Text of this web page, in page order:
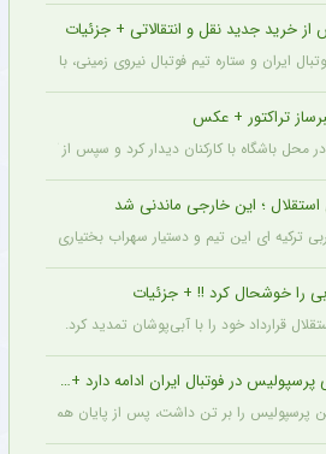
خرید جدید نقل و انتقالاتی + جزئیات
ایران و ستاره تیم فوتبال نیروی زمینی، با
تراکتور + عکس
در محل باشگاه با کارکنان دیدار کرد و سپس از کمپ
؛ این خارجی ماندنی شد
مربی ترکیه ای این تیم و دستیار سهراب بختیاری زاده
را خوشحال کرد !! + جزئیات
قرارداد خود را با آبی‌پوشان تمدید کرد.
در فوتبال ایران ادامه دارد + جزئیات
را بر تن داشت، پس از پایان همکاری با